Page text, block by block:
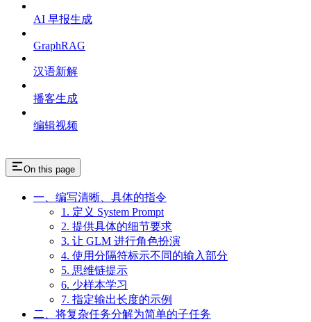
AI 早报生成
GraphRAG
汉语新解
播客生成
编辑视频
On this page
一、编写清晰、具体的指令
1. 定义 System Prompt
2. 提供具体的细节要求
3. 让 GLM 进行角色扮演
4. 使用分隔符标示不同的输入部分
5. 思维链提示
6. 少样本学习
7. 指定输出长度的示例
二、将复杂任务分解为简单的子任务